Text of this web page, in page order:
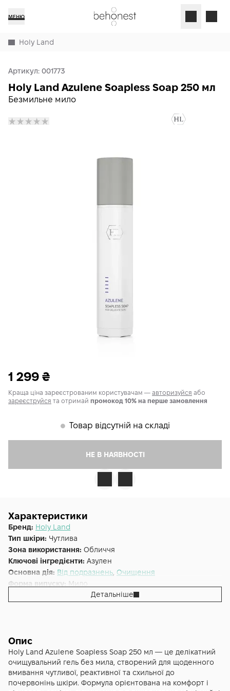
МЕНЮ
Holy Land
Артикул: 001773
Безмильне мило
Holy Land Azulene Soapless Soap 250 мл
1 299 ₴
Краща ціна зареєстрованим користувачам — авторизуйся або
зареєструйся та отримай промокод 10% на перше замовлення
𒊹 Товар відсутній на складі
НЕ В НАЯВНОСТІ
Характеристики
Бренд: Holy Land
Тип шкіри: Чутлива
Зона використання: Обличчя
Ключові інгредієнти: Азулен
Основна дія: Від подразнень Очищення
Форма випуску: Мило
Детальніше
Опис
Holy Land Azulene Soapless Soap 250 мл — це делікатний
очищувальний гель без мила, створений для щоденного
вмивання чутливої, реактивної та схильної до
почервонінь шкіри. Формула орієнтована на комфорт і